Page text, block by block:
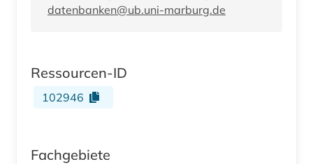
datenbanken@ub.uni-marburg.de
Ressourcen-ID
102946
Fachgebiete